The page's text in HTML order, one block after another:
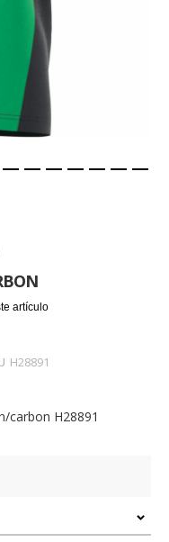
artículo
H28891
carbon H28891